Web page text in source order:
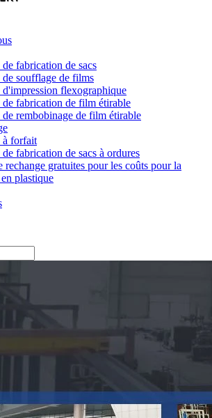
fabrication de sacs
soufflage de films
flexographique
fabrication de film étirable
rembobinage de film étirable
à forfait
fabrication de sacs à ordures
rechange gratuites pour les coûts pour la
plastique